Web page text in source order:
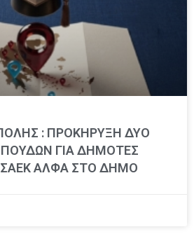
: ΠΡΟΚΗΡΥΞΗ ΔΥΟ
ΓΙΑ ΔΗΜΟΤΕΣ
ΣΑΕΚ ΑΛΦΑ ΣΤΟ ΔΗΜΟ